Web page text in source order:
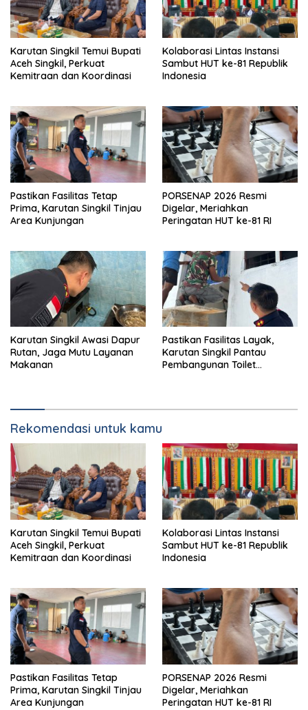
Karutan Singkil Temui Bupati
Aceh Singkil, Perkuat
Kemitraan dan Koordinasi
Kolaborasi Lintas Instansi
Sambut HUT ke-81 Republik
Indonesia
Pastikan Fasilitas Tetap
Prima, Karutan Singkil Tinjau
Area Kunjungan
PORSENAP 2026 Resmi
Digelar, Meriahkan
Peringatan HUT ke-81 RI
Karutan Singkil Awasi Dapur
Rutan, Jaga Mutu Layanan
Makanan
Pastikan Fasilitas Layak,
Karutan Singkil Pantau
Pembangunan Toilet
Rekomendasi untuk kamu
Karutan Singkil Temui Bupati
Aceh Singkil, Perkuat
Kemitraan dan Koordinasi
Kolaborasi Lintas Instansi
Sambut HUT ke-81 Republik
Indonesia
Pastikan Fasilitas Tetap
Prima, Karutan Singkil Tinjau
Area Kunjungan
PORSENAP 2026 Resmi
Digelar, Meriahkan
Peringatan HUT ke-81 RI